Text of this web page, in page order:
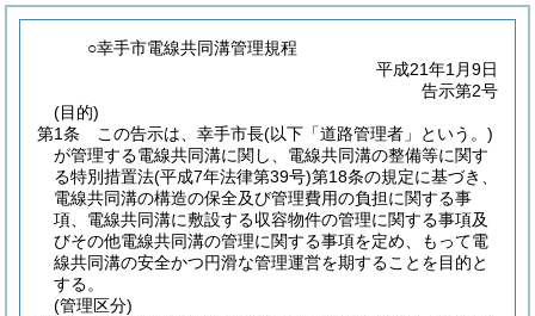
○幸手市電線共同溝管理規程
平成21年1月9日
告示第2号
(目的)
第1条
この告示は、幸手市長(以下「道路管理者」という。)
が管理する電線共同溝に関し、電線共同溝の整備等に関す
る特別措置法(平成7年法律第39号)第18条の規定に基づき、
電線共同溝の構造の保全及び管理費用の負担に関する事
項、電線共同溝に敷設する収容物件の管理に関する事項及
びその他電線共同溝の管理に関する事項を定め、もって電
線共同溝の安全かつ円滑な管理運営を期することを目的と
する。
(管理区分)